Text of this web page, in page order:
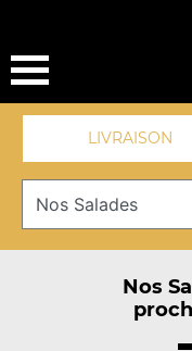
LIVRAISON
Nos